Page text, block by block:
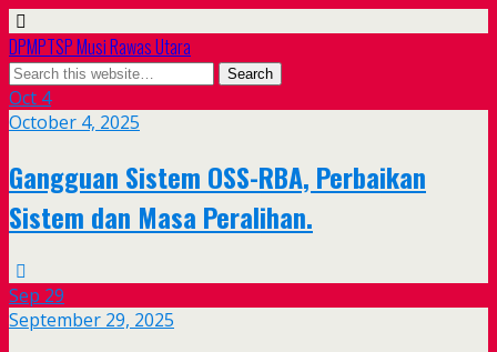
DPMPTSP Musi Rawas Utara
Oct 4
October 4, 2025
Gangguan Sistem OSS-RBA, Perbaikan
Sistem dan Masa Peralihan.
Sep 29
September 29, 2025